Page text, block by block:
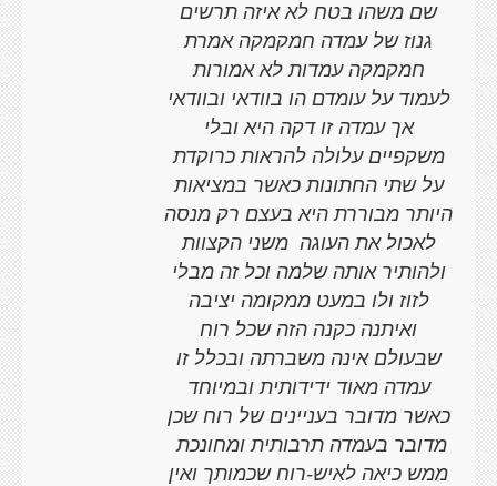
שם משהו בטח לא איזה תרשים
גנוז של עמדה חמקמקה אמרת
חמקמקה עמדות לא אמורות
לעמוד על עומדם הו בוודאי ובוודאי
אך עמדה זו דקה היא ובלי
משקפיים עלולה להראות כרוקדת
על שתי החתונות כאשר במציאות
היותר מבוררת היא בעצם רק מנסה
לאכול את העוגה משני הקצוות
ולהותיר אותה שלמה וכל זה מבלי
לזוז ולו במעט ממקומה יציבה
ואיתנה כקנה הזה שכל רוח
שבעולם אינה משברתה ובכלל זו
עמדה מאוד ידידותית ובמיוחד
כאשר מדובר בעניינים של רוח שכן
מדובר בעמדה תרבותית ומחונכת
ממש כיאה לאיש-רוח שכמותך ואין